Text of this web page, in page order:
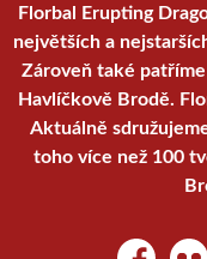
Florbal Erupting
největších a
Zároveň také
Havlíčkově Brodě.
Aktuálně
toho více než 100